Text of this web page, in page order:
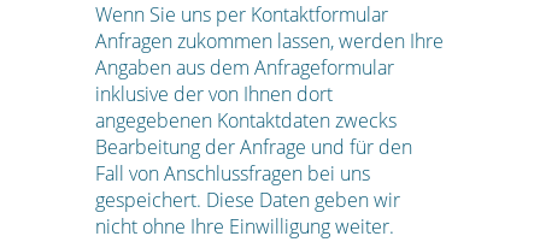
Wenn Sie uns per Kontaktformular
Anfragen zukommen lassen, werden Ihre
Angaben aus dem Anfrageformular
inklusive der von Ihnen dort
angegebenen Kontaktdaten zwecks
Bearbeitung der Anfrage und für den
Fall von Anschlussfragen bei uns
gespeichert. Diese Daten geben wir
nicht ohne Ihre Einwilligung weiter.